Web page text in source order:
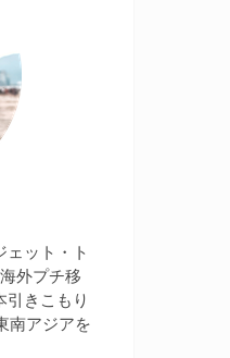
ェット・ト
外プチ移
きこもり
南アジアを